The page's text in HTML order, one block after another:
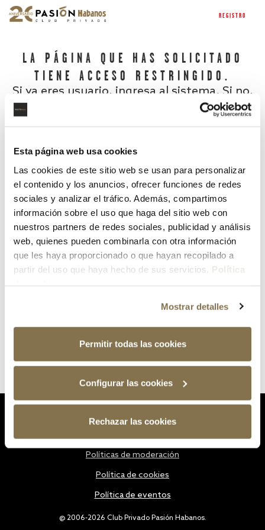
Esta página web usa cookies
Las cookies de este sitio web se usan para personalizar
el contenido y los anuncios, ofrecer funciones de redes
sociales y analizar el tráfico. Además, compartimos
información sobre el uso que haga del sitio web con
nuestros partners de redes sociales, publicidad y análisis
web, quienes pueden combinarla con otra información
que les haya proporcionado o que hayan recopilado a
partir del uso que haya hecho de sus servicios. Política
Mostrar detalles
Permitir todas las cookies
Configurar las cookies
Rechazar las cookies
REGISTRO
LA PÁGINA QUE HAS SOLICITADO
TIENE ACCESO RESTRINGIDO.
Si ya eres usuario, ingresa al sistema. Si no,
¿Has olvidado tu contraseña?
@ 2006-2026 Club Privado Pasión Habanos.
Políticas de moderación
Política de cookies
Política de eventos